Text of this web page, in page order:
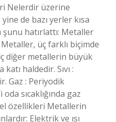
Nelerdir üzerine
de bazı yerler kısa
şunu hatırlattı: Metaller
üç farklı biçimde
diğer metallerin büyük
haldedir. Sıvı :
Gaz : Periyodik
sıcaklığında gaz
özellikleri Metallerin
Elektrik ve ısı